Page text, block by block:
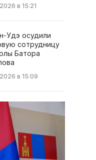
в 15:21
Удэ осудили
сотрудницу
Батора
в 15:09